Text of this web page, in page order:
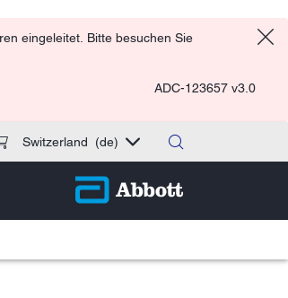
eingeleitet. Bitte besuchen Sie
ADC-123657 v3.0
Switzerland (de)